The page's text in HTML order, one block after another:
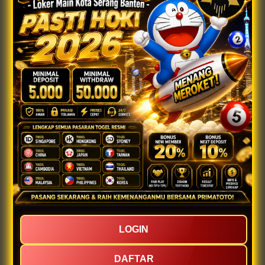
Semua Apparel & Protection
Jersey / Baju Sepeda
Sarung Tangan Sepeda
Helm Sepeda
Decker Pelindung Siku/Lutut
Celana
Cleat
Tas
Sepatu Sepeda
Kacamata
Manset
Topi
Kaus Kaki Sepeda
Bike Carrier & Storage
LOGIN
DAFTAR